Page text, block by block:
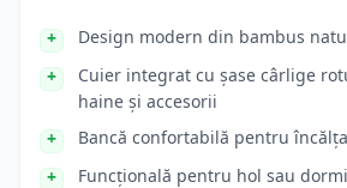
Design modern din bambus
Cuier integrat cu șase cârlige
haine și accesorii
Bancă confortabilă pentru
Funcțională pentru hol sau